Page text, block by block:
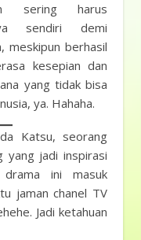
sering harus
sendiri demi
meskipun berhasil
kesepian dan
yang tidak bisa
ya. Hahaha.
Katsu, seorang
yang jadi inspirasi
ini masuk
jaman chanel TV
Jadi ketahuan